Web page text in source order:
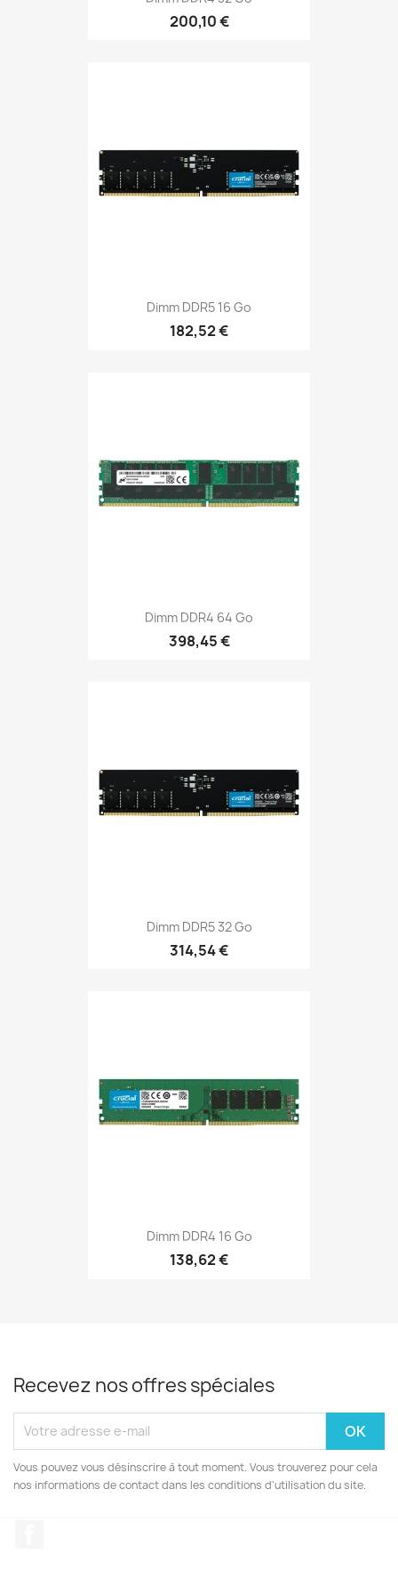
200,10 €
Dimm DDR5 16 Go
182,52 €
Dimm DDR4 64 Go
398,45 €
Dimm DDR5 32 Go
314,54 €
Dimm DDR4 16 Go
138,62 €
Recevez nos offres spéciales
Vous pouvez vous désinscrire à tout moment. Vous trouverez pour cela
nos informations de contact dans les conditions d'utilisation du site.